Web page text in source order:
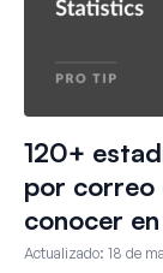
120+
por correo
conocer
Actualizado: 18 de